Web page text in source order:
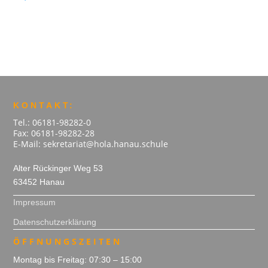
KONTAKT:
Tel.: 06181-98282-0
Fax: 06181-98282-28
E-Mail: sekretariat@hola.hanau.schule
Alter Rückinger Weg 53
63452 Hanau
Impressum
Datenschutzerklärung
ÖFFNUNGSZEITEN
Montag bis Freitag: 07:30 – 15:00